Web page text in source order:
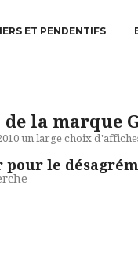
ET PENDENTIFS
la marque
un large choix
pour le